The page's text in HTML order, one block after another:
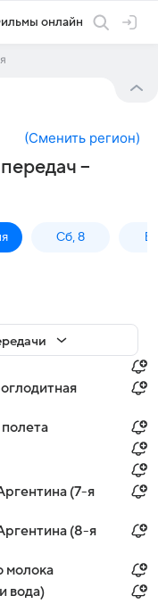
онлайн
(Сменить регион)
–
Сб, 8
(7-я
(8-я
молока
вода)